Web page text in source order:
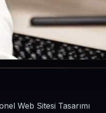
Web Sitesi Tasarımı